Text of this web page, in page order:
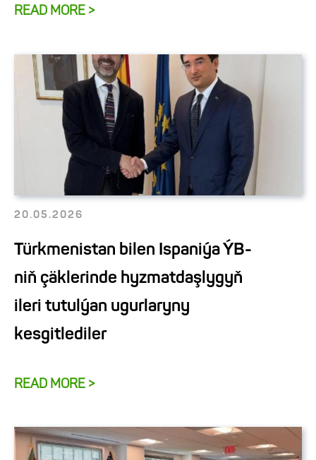
READ MORE >
20.05.2026
Türkmenistan bilen Ispaniýa ÝB-
niň çäklerinde hyzmatdaşlygyň
ileri tutulýan ugurlaryny
kesgitlediler
READ MORE >